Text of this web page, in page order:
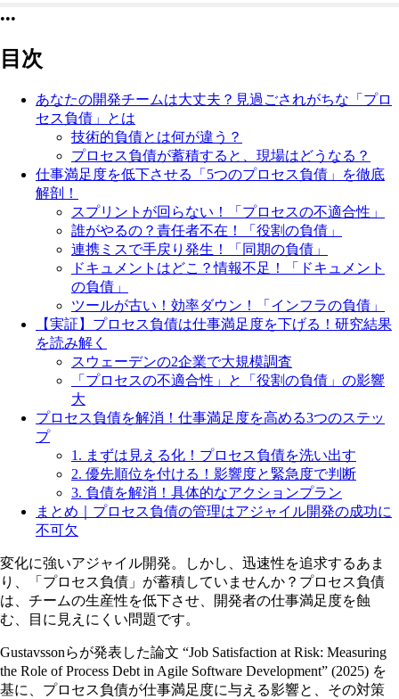
•••
目次
あなたの開発チームは大丈夫？見過ごされがちな「プロ
セス負債」とは
技術的負債とは何が違う？
プロセス負債が蓄積すると、現場はどうなる？
仕事満足度を低下させる「5つのプロセス負債」を徹底
解剖！
スプリントが回らない！「プロセスの不適合性」
誰がやるの？責任者不在！「役割の負債」
連携ミスで手戻り発生！「同期の負債」
ドキュメントはどこ？情報不足！「ドキュメント
の負債」
ツールが古い！効率ダウン！「インフラの負債」
【実証】プロセス負債は仕事満足度を下げる！研究結果
を読み解く
スウェーデンの2企業で大規模調査
「プロセスの不適合性」と「役割の負債」の影響
大
プロセス負債を解消！仕事満足度を高める3つのステッ
プ
1. まずは見える化！プロセス負債を洗い出す
2. 優先順位を付ける！影響度と緊急度で判断
3. 負債を解消！具体的なアクションプラン
まとめ｜プロセス負債の管理はアジャイル開発の成功に
不可欠
変化に強いアジャイル開発。しかし、迅速性を追求するあま
り、「プロセス負債」が蓄積していませんか？プロセス負債
は、チームの生産性を低下させ、開発者の仕事満足度を蝕
む、目に見えにくい問題です。
Gustavssonらが発表した論文 “Job Satisfaction at Risk: Measuring
the Role of Process Debt in Agile Software Development” (2025) を
基に、プロセス負債が仕事満足度に与える影響と、その対策